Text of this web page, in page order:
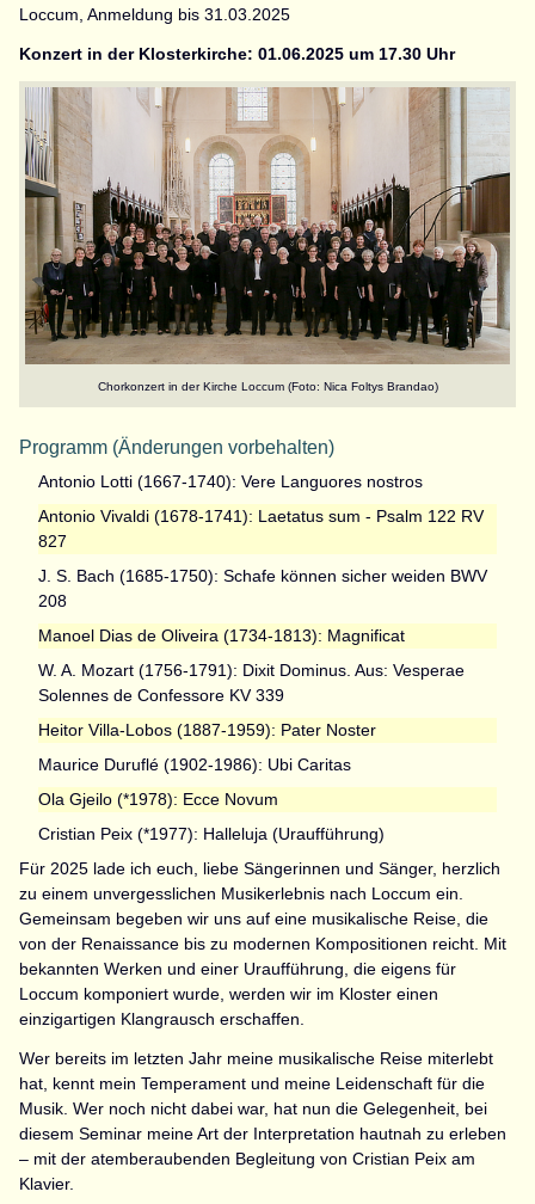
Loccum, Anmeldung bis 31.03.2025
Konzert in der Klosterkirche: 01.06.2025 um 17.30 Uhr
Chorkonzert in der Kirche Loccum (Foto: Nica Foltys Brandao)
Programm (Änderungen vorbehalten)
Antonio Lotti (1667-1740): Vere Languores nostros
Antonio Vivaldi (1678-1741): Laetatus sum - Psalm 122 RV
827
J. S. Bach (1685-1750): Schafe können sicher weiden BWV
208
Manoel Dias de Oliveira (1734-1813): Magnificat
W. A. Mozart (1756-1791): Dixit Dominus. Aus: Vesperae
Solennes de Confessore KV 339
Heitor Villa-Lobos (1887-1959): Pater Noster
Maurice Duruflé (1902-1986): Ubi Caritas
Ola Gjeilo (*1978): Ecce Novum
Cristian Peix (*1977): Halleluja (Uraufführung)
Für 2025 lade ich euch, liebe Sängerinnen und Sänger, herzlich
zu einem unvergesslichen Musikerlebnis nach Loccum ein.
Gemeinsam begeben wir uns auf eine musikalische Reise, die
von der Renaissance bis zu modernen Kompositionen reicht. Mit
bekannten Werken und einer Uraufführung, die eigens für
Loccum komponiert wurde, werden wir im Kloster einen
einzigartigen Klangrausch erschaffen.
Wer bereits im letzten Jahr meine musikalische Reise miterlebt
hat, kennt mein Temperament und meine Leidenschaft für die
Musik. Wer noch nicht dabei war, hat nun die Gelegenheit, bei
diesem Seminar meine Art der Interpretation hautnah zu erleben
– mit der atemberaubenden Begleitung von Cristian Peix am
Klavier.